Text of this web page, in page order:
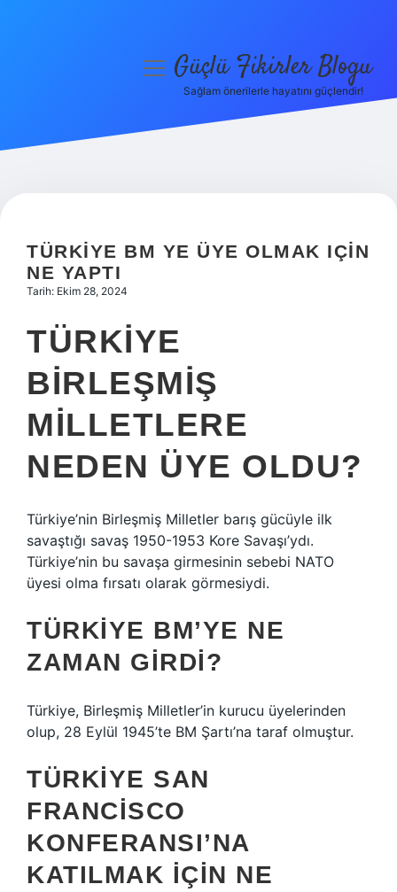
Hakkımızda
menüyüGüçlü Fikirler Blogu
Sağlam önerilerle hayatını güçlendir!
TÜRKIYE BM YE ÜYE OLMAK IÇIN
NE YAPTI
Tarih: Ekim 28, 2024
TÜRKIYE
BIRLEŞMIŞ
MILLETLERE
NEDEN ÜYE OLDU?
Türkiye’nin Birleşmiş Milletler barış gücüyle ilk
savaştığı savaş 1950-1953 Kore Savaşı’ydı.
Türkiye’nin bu savaşa girmesinin sebebi NATO
üyesi olma fırsatı olarak görmesiydi.
TÜRKIYE BM’YE NE
ZAMAN GIRDI?
Türkiye, Birleşmiş Milletler’in kurucu üyelerinden
olup, 28 Eylül 1945’te BM Şartı’na taraf olmuştur.
TÜRKIYE SAN
FRANCISCO
KONFERANSI’NA
KATILMAK IÇIN NE